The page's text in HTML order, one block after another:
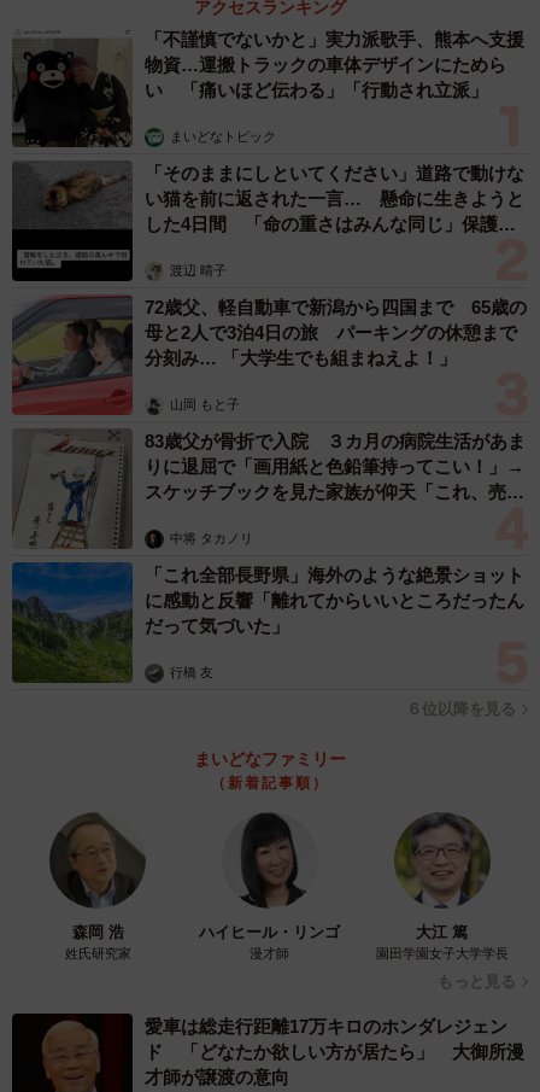
アクセスランキング
「不謹慎でないかと」実力派歌手、熊本へ支援
物資…運搬トラックの車体デザインにためら
い 「痛いほど伝わる」「行動され立派」
まいどなトピック
「そのままにしといてください」道路で動けな
い猫を前に返された一言… 懸命に生きようと
した4日間 「命の重さはみんな同じ」保護団
渡辺 晴子
72歳父、軽自動車で新潟から四国まで 65歳の
母と2人で3泊4日の旅 パーキングの休憩まで
分刻み… 「大学生でも組まねえよ！」
山岡 もと子
83歳父が骨折で入院 ３カ月の病院生活があま
りに退屈で「画用紙と色鉛筆持ってこい！」→
スケッチブックを見た家族が仰天「これ、売れ
中将 タカノリ
「これ全部長野県」海外のような絶景ショット
に感動と反響「離れてからいいところだったん
だって気づいた」
行橋 友
６位以降を見る
まいどなファミリー
（新着記事順）
森岡 浩
姓氏研究家
ハイヒール・リンゴ
漫才師
大江 篤
園田学園女子大学学長
もっと見る
愛車は総走行距離17万キロのホンダレジェン
ド 「どなたか欲しい方が居たら」 大御所漫
才師が譲渡の意向